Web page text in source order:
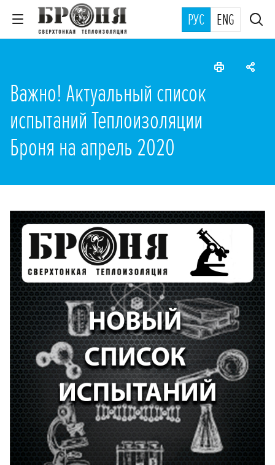
РУС ENG
Важно! Актуальный список
испытаний Теплоизоляции
Броня на апрель 2020